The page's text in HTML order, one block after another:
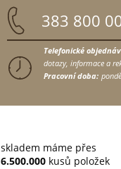
383 800
Telefonické
dotazy, informace a
Pracovní doba:
skladem máme přes
6.500.000kusů položek